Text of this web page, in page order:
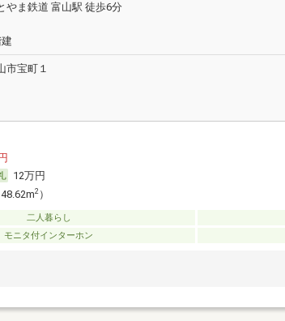
やま鉄道 富山駅 徒歩6分
市宝町１
12万円
2 ）
二人暮らし
モニタ付インターホン